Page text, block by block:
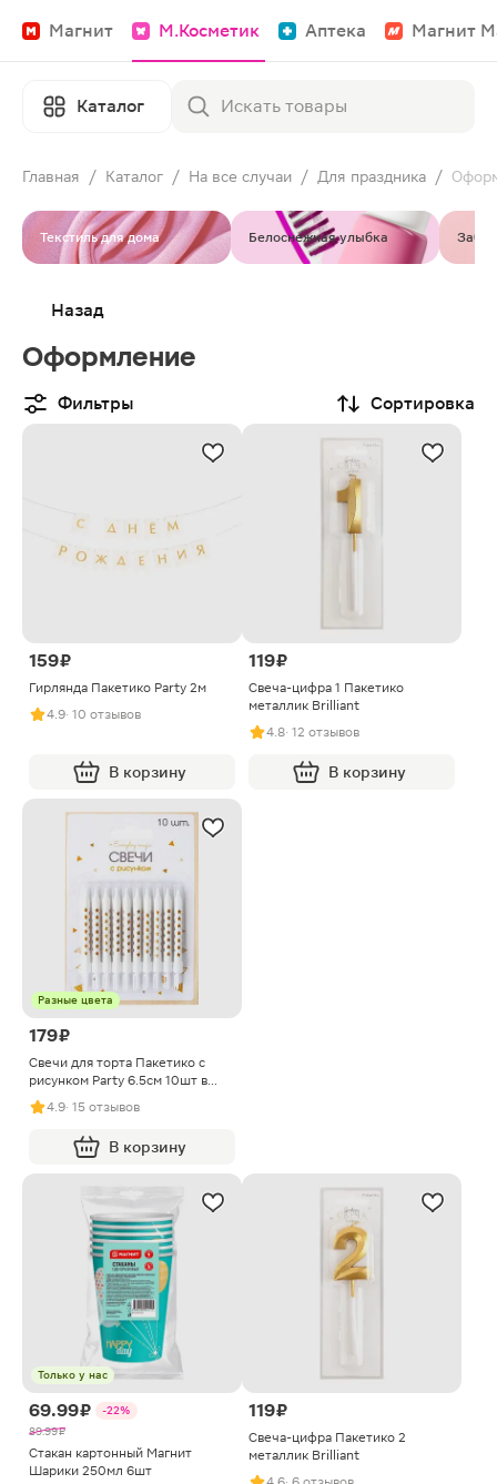
Магнит М.Косметик Аптека Магнит
Каталог
Главная / Каталог / На все случаи / Для праздника /
Текстиль для дома Белоснежная улыбка
Назад
Оформление
Фильтры Сортировка
159 ₽
Гирлянда Пакетико Party 2м
4.9· 10 отзывов
В корзину
119 ₽
Свеча-цифра 1 Пакетико
металлик Brilliant
4.8· 12 отзывов
В корзину
Разные цвета
179 ₽
Свечи для торта Пакетико с
рисунком Party 6.5см 10шт в
ассортименте
4.9· 15 отзывов
В корзину
Только у нас
69.99 ₽
-22%
89.99 ₽
Стакан картонный Магнит
Шарики 250мл 6шт
119 ₽
Свеча-цифра Пакетико 2
металлик Brilliant